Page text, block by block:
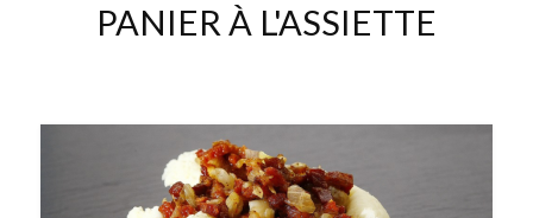
PANIER À L'ASSIETTE